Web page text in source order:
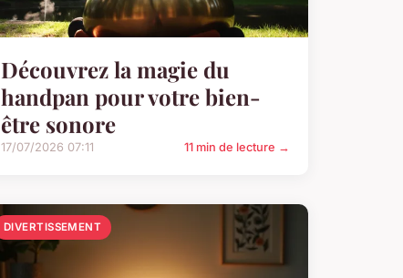
Découvrez la magie du
handpan pour votre bien-
être sonore
17/07/2026 07:11 11 min de lecture →
DIVERTISSEMENT